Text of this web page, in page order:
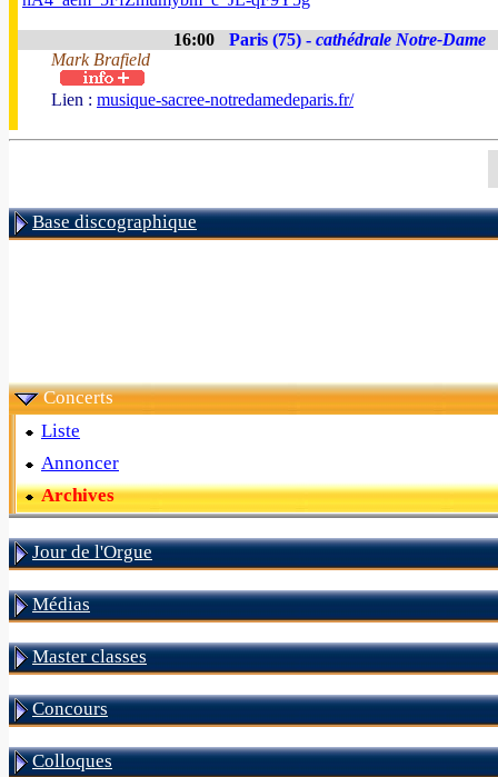
16:00 Paris (75) - cathédrale Notre-Dame
Mark Brafield
Lien : musique-sacree-notredamedeparis.fr/
Base discographique
Concerts
Liste
Annoncer
Archives
Jour de l'Orgue
Médias
Master classes
Concours
Colloques